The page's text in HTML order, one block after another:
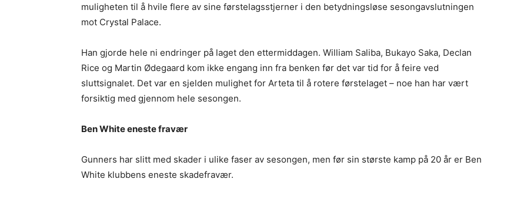
muligheten til å hvile flere av sine førstelagsstjerner i den betydningsløse sesongavslutningen
mot Crystal Palace.
Han gjorde hele ni endringer på laget den ettermiddagen. William Saliba, Bukayo Saka, Declan
Rice og Martin Ødegaard kom ikke engang inn fra benken før det var tid for å feire ved
sluttsignalet. Det var en sjelden mulighet for Arteta til å rotere førstelaget – noe han har vært
forsiktig med gjennom hele sesongen.
Ben White eneste fravær
Gunners har slitt med skader i ulike faser av sesongen, men før sin største kamp på 20 år er Ben
White klubbens eneste skadefravær.